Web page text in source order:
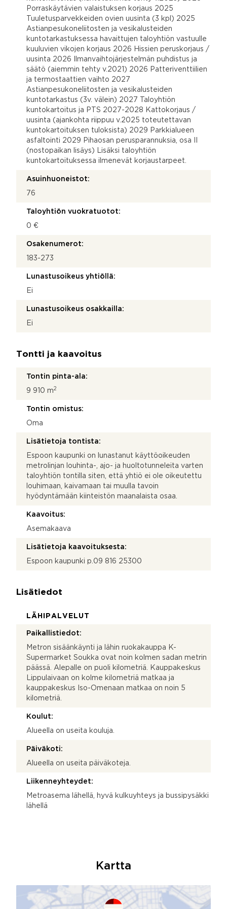
Porraskäytävien valaistuksen korjaus 2025
Tuuletusparvekkeiden ovien uusinta (3 kpl) 2025
Astianpesukoneliitosten ja vesikalusteiden
kuntotarkastuksessa havaittujen taloyhtiön vastuulle
kuuluvien vikojen korjaus 2026 Hissien peruskorjaus /
uusinta 2026 Ilmanvaihtojärjestelmän puhdistus ja
säätö (aiemmin tehty v.2021) 2026 Patteriventtiilien
ja termostaattien vaihto 2027
Astianpesukoneliitosten ja vesikalusteiden
kuntotarkastus (3v. välein) 2027 Taloyhtiön
kuntokartoitus ja PTS 2027-2028 Kattokorjaus /
uusinta (ajankohta riippuu v.2025 toteutettavan
kuntokartoituksen tuloksista) 2029 Parkkialueen
asfaltointi 2029 Pihaosan perusparannuksia, osa II
(nostopaikan lisäys) Lisäksi taloyhtiön
kuntokartoituksessa ilmenevät korjaustarpeet.
Asuinhuoneistot:
76
Taloyhtiön vuokratuotot:
0 €
Osakenumerot:
183-273
Lunastusoikeus yhtiöllä:
Ei
Lunastusoikeus osakkailla:
Ei
Tontti ja kaavoitus
Tontin pinta-ala:
9 910 m2
Tontin omistus:
Oma
Lisätietoja tontista:
Espoon kaupunki on lunastanut käyttöoikeuden
metrolinjan louhinta-, ajo- ja huoltotunneleita varten
taloyhtiön tontilla siten, että yhtiö ei ole oikeutettu
louhimaan, kaivamaan tai muulla tavoin
hyödyntämään kiinteistön maanalaista osaa.
Kaavoitus:
Asemakaava
Lisätietoja kaavoituksesta:
Espoon kaupunki p.09 816 25300
Lisätiedot
LÄHIPALVELUT
Paikallistiedot:
Metron sisäänkäynti ja lähin ruokakauppa K-
Supermarket Soukka ovat noin kolmen sadan metrin
päässä. Alepalle on puoli kilometriä. Kauppakeskus
Lippulaivaan on kolme kilometriä matkaa ja
kauppakeskus Iso-Omenaan matkaa on noin 5
kilometriä.
Koulut:
Alueella on useita kouluja.
Päiväkoti:
Alueella on useita päiväkoteja.
Liikenneyhteydet:
Metroasema lähellä, hyvä kulkuyhteys ja bussipysäkki
lähellä
Kartta